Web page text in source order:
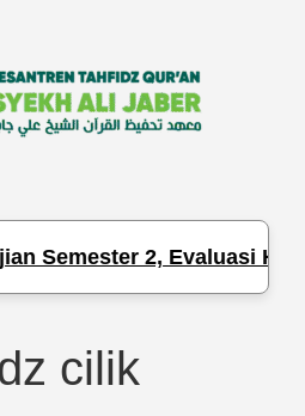
Semester 2, Evaluasi
cilik